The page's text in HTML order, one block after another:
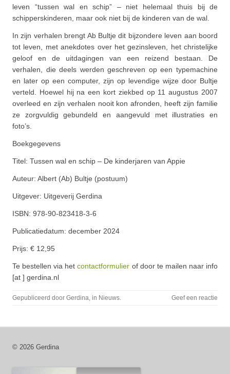
leven “tussen wal en schip” – niet helemaal thuis bij de
schipperskinderen, maar ook niet bij de kinderen van de wal.
In zijn verhalen brengt Ab Bultje dit bijzondere leven aan boord
tot leven, met anekdotes over het gezinsleven, het christelijke
geloof en de uitdagingen van een reizend bestaan. De
verhalen, die deels werden geschreven op een typemachine
en later op een computer, zijn op levendige wijze door Bultje
verteld. Hoewel hij na een kort ziekbed op 11 augustus 2007
overleed en zijn verhalen nooit kon afronden, heeft zijn familie
ze zorgvuldig gebundeld en aangevuld met illustraties en
foto’s.
Boekgegevens
Titel: Tussen wal en schip – De kinderjaren van Appie
Auteur: Albert (Ab) Bultje (postuum)
Uitgever: Uitgeverij Gerdina
ISBN: 978-90-823418-3-6
Publicatiedatum: december 2024
Prijs: € 12,95
Te bestellen via hetcontactformulier of door te mailen naar info
[at ] gerdina.nl
Gepubliceerd door Gerdina, in Nieuws. Geef een reactie
© 2026 Gerdina